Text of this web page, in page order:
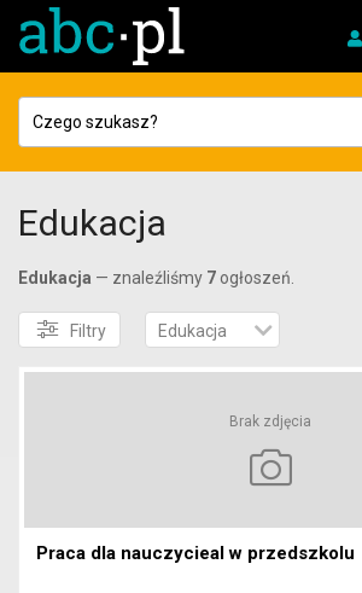
Edukacja
Edukacja — znaleźliśmy 7 ogłoszeń.
Filtry Edukacja
Brak zdjęcia
Praca dla nauczycieal w przedszkolu